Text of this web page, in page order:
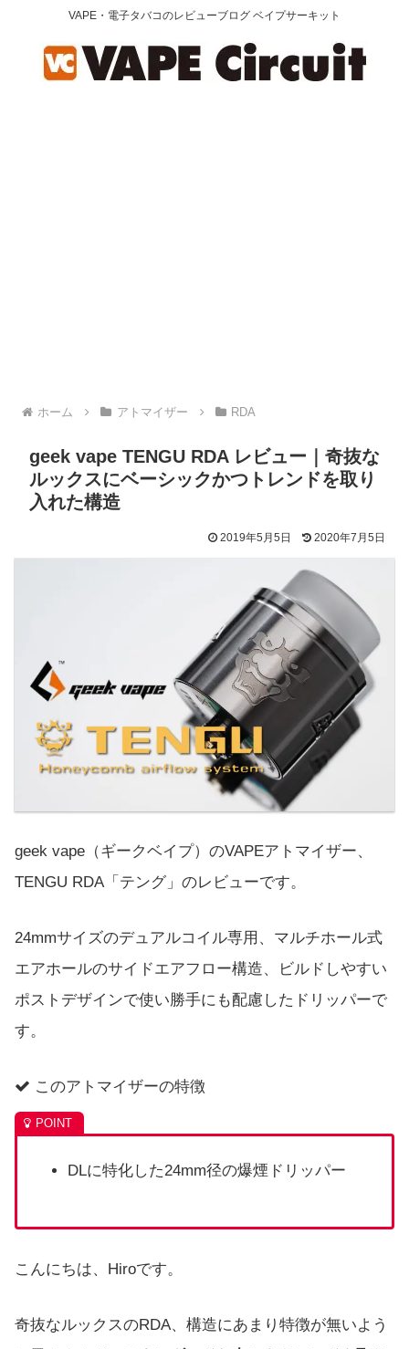
VAPE・電子タバコのレビューブログ ベイプサーキット
ホーム アトマイザー RDA
geek vape TENGU RDA レビュー｜奇抜な
ルックスにベーシックかつトレンドを取り
入れた構造
2019年5月5日 2020年7月5日
geek vape（ギークベイプ）のVAPEアトマイザー、
TENGU RDA「テング」のレビューです。
24mmサイズのデュアルコイル専用、マルチホール式
エアホールのサイドエアフロー構造、ビルドしやすい
ポストデザインで使い勝手にも配慮したドリッパーで
す。
このアトマイザーの特徴
DLに特化した24mm径の爆煙ドリッパー
こんにちは、Hiroです。
奇抜なルックスのRDA、構造にあまり特徴が無いよう